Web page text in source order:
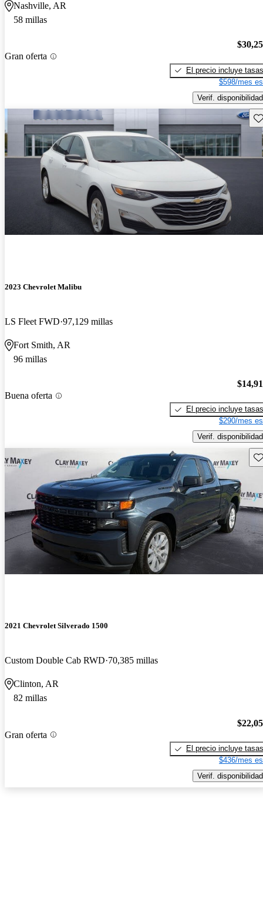
Nashville, AR
58 millas
Gran oferta
El precio incluye tasas
$598/mes
Verif. disponibilidad
2023 Chevrolet Malibu
LS Fleet FWD 97,129 millas
Fort Smith, AR
96 millas
Buena oferta
El precio incluye tasas
$290/mes
Verif. disponibilidad
2021 Chevrolet Silverado 1500
Custom Double Cab RWD 70,385 millas
Clinton, AR
82 millas
Gran oferta
El precio incluye tasas
$436/mes
Verif. disponibilidad